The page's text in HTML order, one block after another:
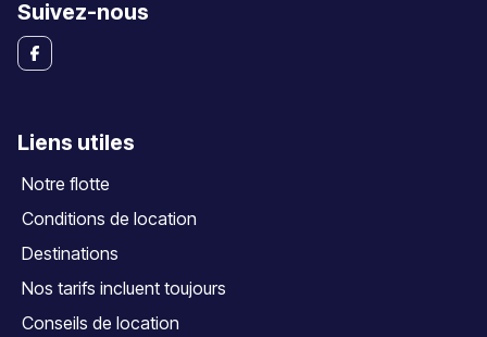
Suivez-nous
Liens utiles
Notre flotte
Conditions de location
Destinations
Nos tarifs incluent toujours
Conseils de location